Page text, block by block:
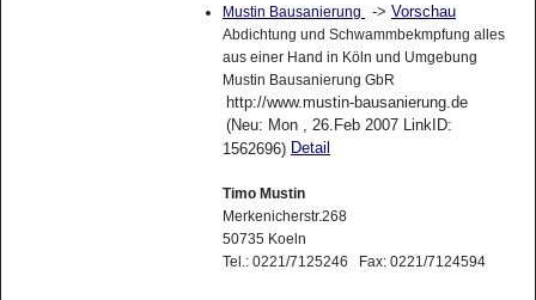
Mustin Bausanierung -> Vorschau
Abdichtung und Schwammbekmpfung alles
aus einer Hand in Köln und Umgebung
Mustin Bausanierung GbR
http://www.mustin-bausanierung.de
(Neu: Mon , 26.Feb 2007 LinkID:
1562696) Detail
Timo Mustin
Merkenicherstr.268
50735 Koeln
Tel.: 0221/7125246 Fax: 0221/7124594